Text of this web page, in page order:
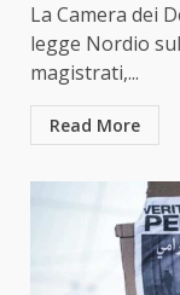
La Camera dei
legge Nordio
magistrati,...
Read More